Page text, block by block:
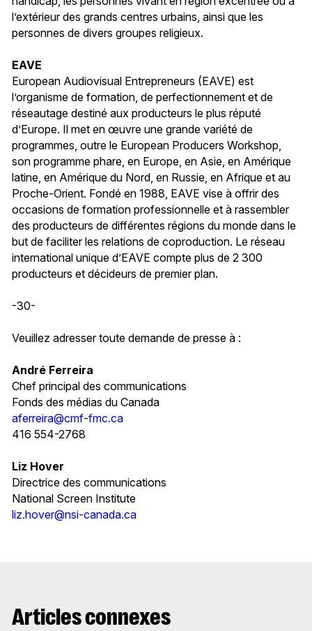
l’extérieur des grands centres urbains, ainsi que les
personnes de divers groupes religieux.
EAVE
European Audiovisual Entrepreneurs (EAVE) est
l’organisme de formation, de perfectionnement et de
réseautage destiné aux producteurs le plus réputé
d’Europe. Il met en œuvre une grande variété de
programmes, outre le European Producers Workshop,
son programme phare, en Europe, en Asie, en Amérique
latine, en Amérique du Nord, en Russie, en Afrique et au
Proche-Orient. Fondé en 1988, EAVE vise à offrir des
occasions de formation professionnelle et à rassembler
des producteurs de différentes régions du monde dans le
but de faciliter les relations de coproduction. Le réseau
international unique d’EAVE compte plus de 2 300
producteurs et décideurs de premier plan.
-30-
Veuillez adresser toute demande de presse à :
André Ferreira
Chef principal des communications
Fonds des médias du Canada
aferreira@cmf-fmc.ca
416 554-2768
Liz Hover
Directrice des communications
National Screen Institute
liz.hover@nsi-canada.ca
Articles connexes